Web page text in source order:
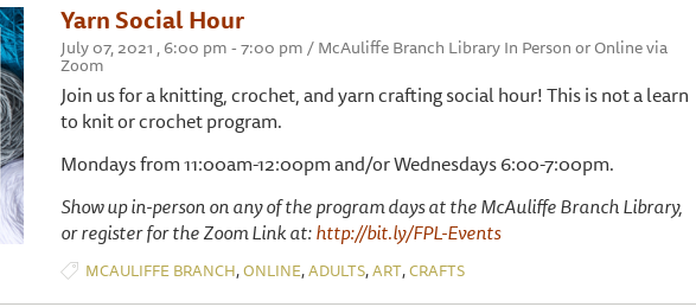
Yarn Social Hour
July 07, 2021 , 6:00 pm - 7:00 pm / McAuliffe Branch Library In Person or Online via
Zoom
Join us for a knitting, crochet, and yarn crafting social hour! This is not a learn
to knit or crochet program.
Mondays from 11:00am-12:00pm and/or Wednesdays 6:00-7:00pm.
Show up in-person on any of the program days at the McAuliffe Branch Library,
or register for the Zoom Link at:http://bit.ly/FPL-Events
MCAULIFFE BRANCH,ONLINE,ADULTS,ART,CRAFTS